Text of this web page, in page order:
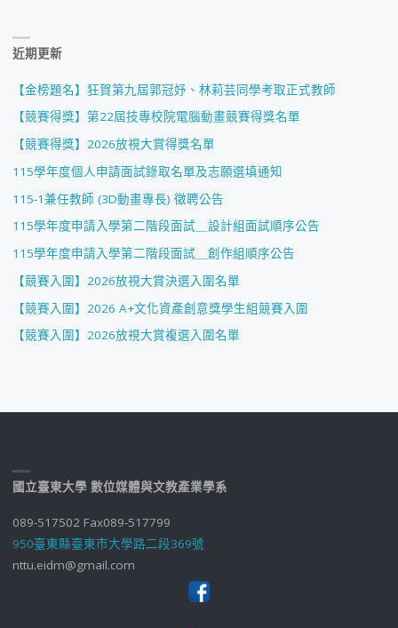
近期更新
【金榜題名】狂賀第九屆郭冠妤、林莉芸同學考取正式教師
【競賽得獎】第22屆技專校院電腦動畫競賽得獎名單
【競賽得獎】2026放視大賞得獎名單
115學年度個人申請面試錄取名單及志願選填通知
115-1兼任教師 (3D動畫專長) 徵聘公告
115學年度申請入學第二階段面試＿設計組面試順序公告
115學年度申請入學第二階段面試＿創作組順序公告
【競賽入圍】2026放視大賞決選入圍名單
【競賽入圍】2026 A+文化資產創意獎學生組競賽入圍
【競賽入圍】2026放視大賞複選入圍名單
國立臺東大學 數位媒體與文教產業學系
089-517502 Fax089-517799
950臺東縣臺東市大學路二段369號
nttu.eidm@gmail.com